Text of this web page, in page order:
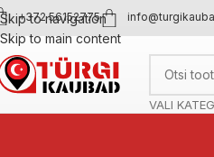
Skip to navigation
Skip to main content
+372 56152775
VALI